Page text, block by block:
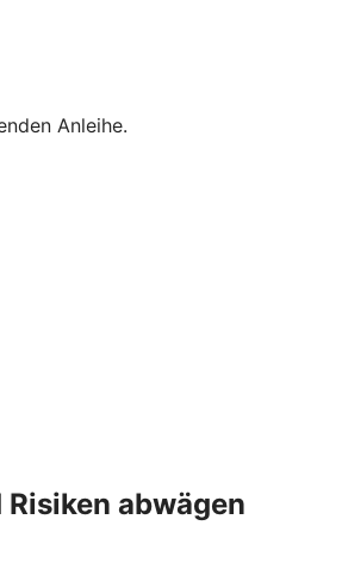
Anleihe.
abwägen